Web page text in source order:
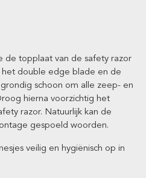
de topplaat van de safety razor
het double edge blade en de
schoon om alle zeep- en
hierna voorzichtig het
razor. Natuurlijk kan de
gespoeld woorden.
veilig en hygiënisch op in